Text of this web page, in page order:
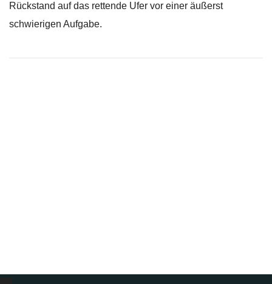
Rückstand auf das rettende Ufer vor einer äußerst
schwierigen Aufgabe.